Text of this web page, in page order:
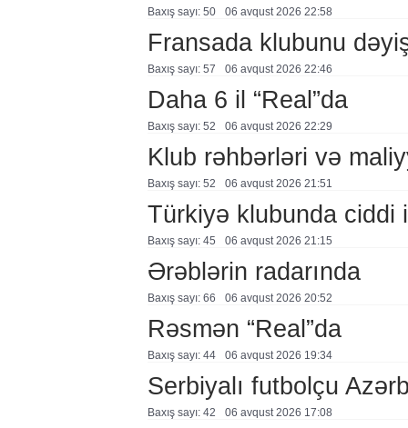
Baxış sayı: 50 06 avqust 2026 22:58
Fransada klubunu
Baxış sayı: 57 06 avqust 2026 22:46
Daha 6 il “Real”da
Baxış sayı: 52 06 avqust 2026 22:29
Klub rəhbərləri və
Baxış sayı: 52 06 avqust 2026 21:51
Türkiyə klubunda ciddi
Baxış sayı: 45 06 avqust 2026 21:15
Ərəblərin radarında
Baxış sayı: 66 06 avqust 2026 20:52
Rəsmən “Real”da
Baxış sayı: 44 06 avqust 2026 19:34
Serbiyalı futbolçu
Baxış sayı: 42 06 avqust 2026 17:08